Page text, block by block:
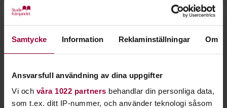
Samtycke Information Reklaminställningar Om
Ansvarsfull användning av dina uppgifter
Vi och våra 1022 partners behandlar din personliga data,
som t.ex. ditt IP-nummer, och använder teknologi såsom
Starta en studiecirkel!
Lär dig tillsammans med andra genom att starta en
Läs mer om att starta studiecirkel